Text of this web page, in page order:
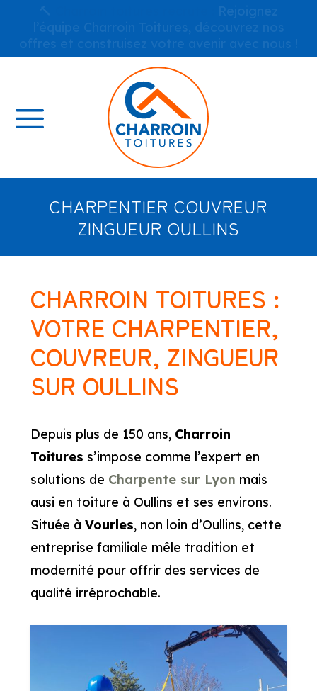
CHARPENTIER COUVREUR
ZINGUEUR OULLINS
CHARROIN TOITURES :
VOTRE CHARPENTIER,
COUVREUR, ZINGUEUR
SUR OULLINS
Depuis plus de 150 ans, Charroin
Toitures s’impose comme l’expert en
solutions de Charpente sur Lyon mais
ausi en toiture à Oullins et ses environs.
Située à Vourles, non loin d’Oullins, cette
entreprise familiale mêle tradition et
modernité pour offrir des services de
qualité irréprochable.